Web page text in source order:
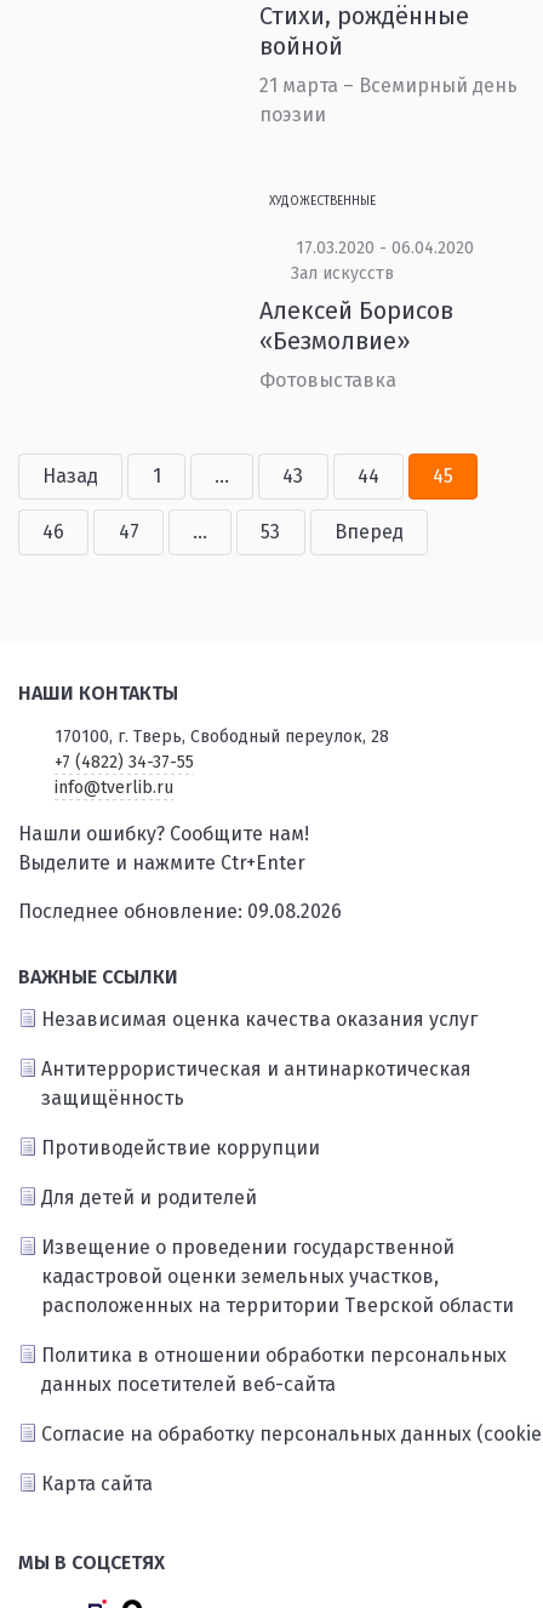
Стихи, рождённые
войной
21 марта – Всемирный день
поэзии
ХУДОЖЕСТВЕННЫЕ
17.03.2020 - 06.04.2020
Зал искусств
Алексей Борисов
«Безмолвие»
Фотовыставка
Назад 1 ... 43 44 45
46 47 ... 53 Вперед
НАШИ КОНТАКТЫ
170100, г. Тверь, Свободный переулок, 28
+7 (4822) 34-37-55
info@tverlib.ru
Нашли ошибку? Сообщите нам!
Выделите и нажмите Ctr+Enter
Последнее обновление: 09.08.2026
ВАЖНЫЕ ССЫЛКИ
Независимая оценка качества оказания услуг
Антитеррористическая и антинаркотическая
защищённость
Противодействие коррупции
Для детей и родителей
Извещение о проведении государственной
кадастровой оценки земельных участков,
расположенных на территории Тверской области
Политика в отношении обработки персональных
данных посетителей веб-сайта
Согласие на обработку персональных данных
Карта сайта
МЫ В СОЦСЕТЯХ